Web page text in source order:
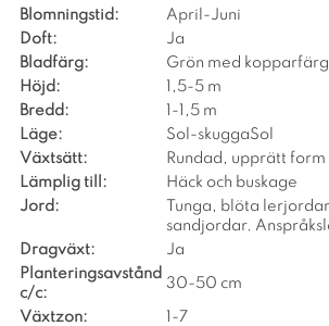
Blomningstid:
April-Juni
Doft:
Ja
Bladfärg:
Grön med
Höjd:
1,5-5 m
Bredd:
1-1,5 m
Läge:
Sol-skuggaSol
Växtsätt:
Rundad, upprätt form
Lämplig till:
Häck och buskage
Jord:
Tunga, blöta
sandjordar.
Dragväxt:
Ja
Planteringsavstånd
c/c:
30-50 cm
Växtzon:
1-7